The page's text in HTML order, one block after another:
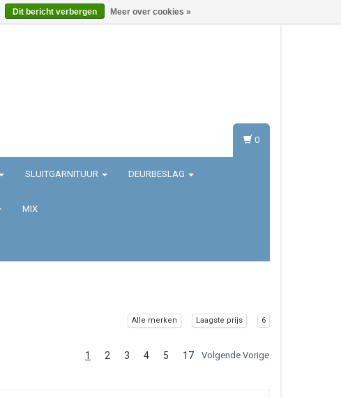
SLUITGARNITUUR DEURBESLAG
MIX
0
Alle merken Laagste prijs 6
1 2 3 4 5 17 Volgende Vorige
Dit bericht verbergen Meer over cookies »